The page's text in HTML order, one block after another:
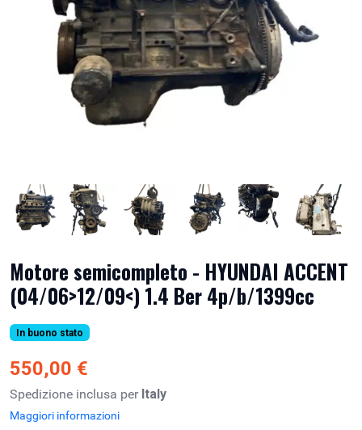
Motore semicompleto - HYUNDAI ACCENT
(04/06>12/09<) 1.4 Ber 4p/b/1399cc
In buono stato
550,00 €
Spedizione inclusa per Italy
Maggiori informazioni